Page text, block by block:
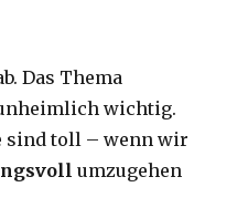
Das Thema
wichtig.
sind toll – wenn wir
umzugehen